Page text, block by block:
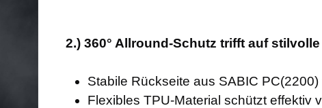
2.) 360° Allround-Schutz trifft auf
Stabile Rückseite aus SABIC
Flexibles TPU-Material schützt effektiv